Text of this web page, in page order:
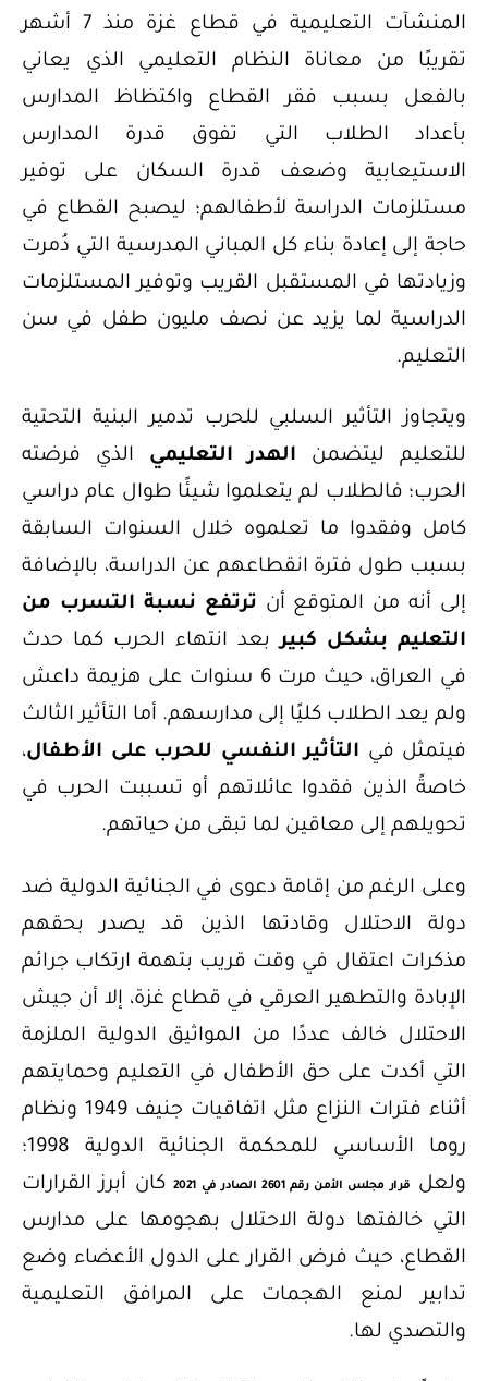
المنشآت التعليمية في قطاع غزة منذ 7 أشهر
تقريبًا من معاناة النظام التعليمي الذي يعاني
بالفعل بسبب فقر القطاع واكتظاظ المدارس
بأعداد الطلاب التي تفوق قدرة المدارس
الاستيعابية وضعف قدرة السكان على توفير
مستلزمات الدراسة لأطفالهم؛ ليصبح القطاع في
حاجة إلى إعادة بناء كل المباني المدرسية التي دُمرت
وزيادتها في المستقبل القريب وتوفير المستلزمات
الدراسية لما يزيد عن نصف مليون طفل في سن
التعليم.
ويتجاوز التأثير السلبي للحرب تدمير البنية التحتية
للتعليم ليتضمن
الهدر التعليميالذي فرضته
الحرب؛ فالطلاب لم يتعلموا شيئًا طوال عام دراسي
كامل وفقدوا ما تعلموه خلال السنوات السابقة
بسبب طول فترة انقطاعهم عن الدراسة، بالإضافة
إلى أنه من المتوقع أنترتفع نسبة التسرب من
التعليم بشكل كبيربعد انتهاء الحرب كما حدث
في العراق، حيث مرت 6 سنوات على هزيمة داعش
ولم يعد الطلاب كليًا إلى مدارسهم. أما التأثير الثالث
فيتمثل فيالتأثير النفسي للحرب على الأطفال،
خاصةً الذين فقدوا عائلاتهم أو تسببت الحرب في
تحويلهم إلى معاقين لما تبقى من حياتهم.
وعلى الرغم من إقامة دعوى في الجنائية الدولية ضد
دولة الاحتلال وقادتها الذين قد يصدر بحقهم
مذكرات اعتقال في وقت قريب بتهمة ارتكاب جرائم
الإبادة والتطهير العرقي في قطاع غزة، إلا أن جيش
الاحتلال خالف عددًا من المواثيق الدولية الملزمة
التي أكدت على حق الأطفال في التعليم وحمايتهم
أثناء فترات النزاع مثل اتفاقيات جنيف 1949 ونظام
روما الأساسي للمحكمة الجنائية الدولية 1998؛
ولعلقرار مجلس الأمن رقم 2601 الصادر في 2021
كان أبرز القرارات
التي خالفتها دولة الاحتلال بهجومها على مدارس
القطاع، حيث فرض القرار على الدول الأعضاء وضع
تدابير لمنع الهجمات على المرافق التعليمية
والتصدي لها.